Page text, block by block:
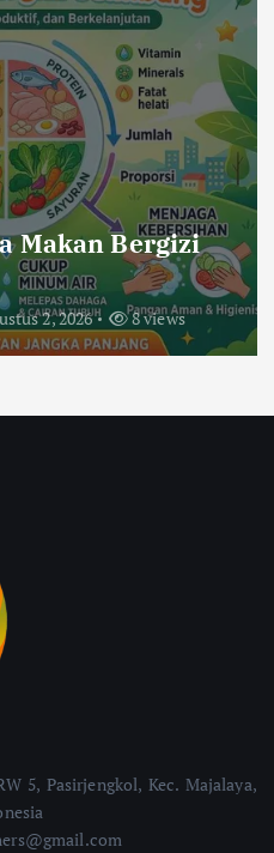
Makan Bergizi
2, 2026 8 views
5, Pasirjengkol, Kec. Majalaya,